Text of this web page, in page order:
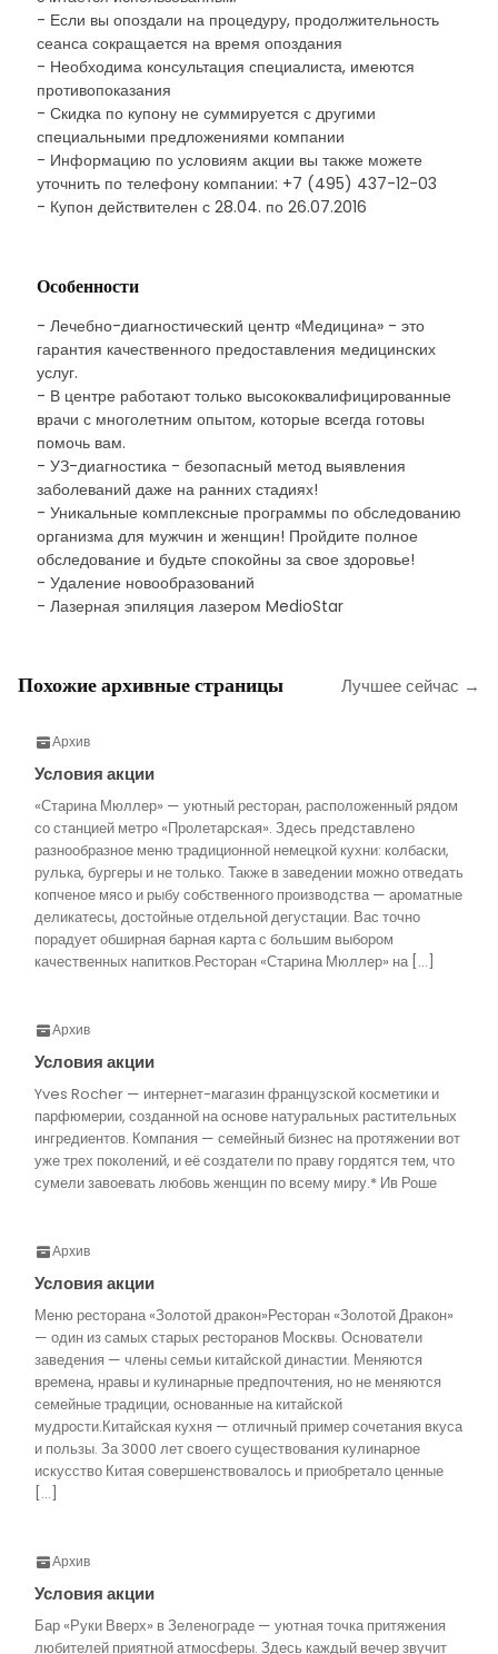
- Если вы опоздали на процедуру, продолжительность
сеанса сокращается на время опоздания
- Необходима консультация специалиста, имеются
противопоказания
- Скидка по купону не суммируется с другими
специальными предложениями компании
- Информацию по условиям акции вы также можете
уточнить по телефону компании: +7 (495) 437-12-03
- Купон действителен с 28.04. по 26.07.2016
Особенности
- Лечебно-диагностический центр «Медицина» - это
гарантия качественного предоставления медицинских
услуг.
- В центре работают только высококвалифицированные
врачи с многолетним опытом, которые всегда готовы
помочь вам.
- УЗ-диагностика - безопасный метод выявления
заболеваний даже на ранних стадиях!
- Уникальные комплексные программы по обследованию
организма для мужчин и женщин! Пройдите полное
обследование и будьте спокойны за свое здоровье!
- Удаление новообразований
- Лазерная эпиляция лазером MedioStar
Похожие архивные страницы Лучшее сейчас →
Архив
Условия акции
«Старина Мюллер» — уютный ресторан, расположенный рядом
со станцией метро «Пролетарская». Здесь представлено
разнообразное меню традиционной немецкой кухни: колбаски,
рулька, бургеры и не только. Также в заведении можно отведать
копченое мясо и рыбу собственного производства — ароматные
деликатесы, достойные отдельной дегустации. Вас точно
порадует обширная барная карта с большим выбором
качественных напитков.Ресторан «Старина Мюллер» на […]
Архив
Условия акции
Yves Rocher — интернет-магазин французской косметики и
парфюмерии, созданной на основе натуральных растительных
ингредиентов. Компания — семейный бизнес на протяжении вот
уже трех поколений, и её создатели по праву гордятся тем, что
сумели завоевать любовь женщин по всему миру.* Ив Роше
Архив
Условия акции
Меню ресторана «Золотой дракон»Ресторан «Золотой Дракон»
— один из самых старых ресторанов Москвы. Основатели
заведения — члены семьи китайской династии. Меняются
времена, нравы и кулинарные предпочтения, но не меняются
семейные традиции, основанные на китайской
мудрости.Китайская кухня — отличный пример сочетания вкуса
и пользы. За 3000 лет своего существования кулинарное
искусство Китая совершенствовалось и приобретало ценные
[…]
Архив
Условия акции
Бар «Руки Вверх» в Зеленограде — уютная точка притяжения
любителей приятной атмосферы. Здесь каждый вечер звучит